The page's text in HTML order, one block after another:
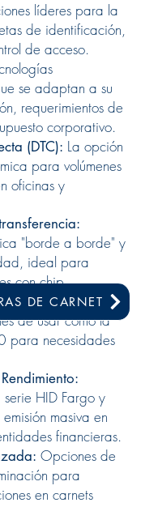
líderes para la
de identificación,
de acceso.
se adaptan a su
requerimientos de
corporativo.
(DTC): La opción
para volúmenes
oficinas y
"borde a borde" y
ideal para
con chip.
Equipos
de usar como la
para necesidades
HID Fargo y
masiva en
financieras.
Opciones de
para
en carnets
DE CARNET